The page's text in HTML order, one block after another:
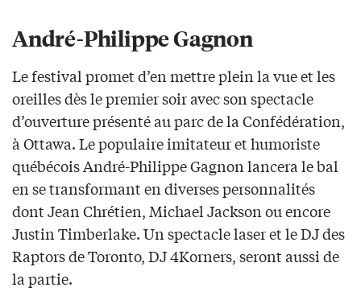
André-Philippe Gagnon
Le festival promet d’en mettre plein la vue et les
oreilles dès le premier soir avec son spectacle
d’ouverture présenté au parc de la Confédération,
à Ottawa. Le populaire imitateur et humoriste
québécois André-Philippe Gagnon lancera le bal
en se transformant en diverses personnalités
dont Jean Chrétien, Michael Jackson ou encore
Justin Timberlake. Un spectacle laser et le DJ des
Raptors de Toronto, DJ 4Korners, seront aussi de
la partie.